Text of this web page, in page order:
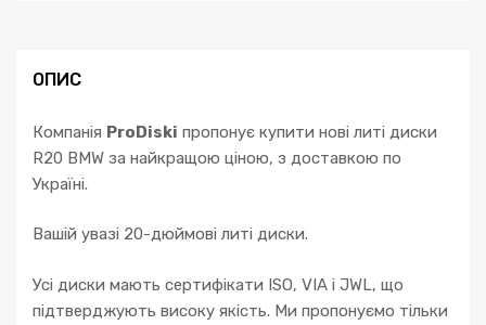
6
F12
7
F01
кількість
ОПИС
Компанія ProDiski пропонує купити нові литі диски
R20 BMW за найкращою ціною, з доставкою по
Україні.
Вашій увазі 20-дюймові литі диски.
Усі диски мають сертифікати ISO, VIA і JWL, що
підтверджують високу якість. Ми пропонуємо тільки